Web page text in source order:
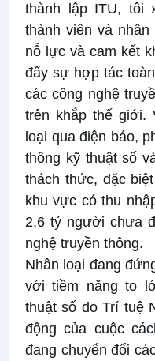
thành lập ITU, tôi
thành viên và
nỗ lực và cam kết
đẩy sự hợp tác
các công nghệ
trên khắp thế giới.
loại qua điện báo,
thông kỹ thuật số
thách thức, đặc
khu vực có thu
2,6 tỷ người chưa
nghệ truyền thông.
Nhân loại đang
với tiềm năng to
thuật số do Trí tuệ
động của cuộc
đang chuyển đổi